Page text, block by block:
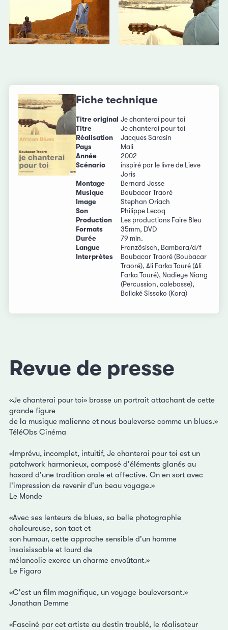
Fiche technique
Titre original Je chanterai pour toi
Titre
Je chanterai pour toi
Réalisation
Jacques Sarasin
Pays
Mali
Année
2002
Scénario
inspiré par le livre de Lieve
Joris
Montage
Bernard Josse
Musique
Boubacar Traoré
Image
Stephan Oriach
Son
Philippe Lecoq
Production
Les productions Faire Bleu
Formats
35mm, DVD
Durée
79 min.
Langue
Französisch, Bambara/d/f
Interprètes
Boubacar Traoré (Boubacar
Traoré), Ali Farka Touré (Ali
Farka Touré), Nadieye Niang
(Percussion, calebasse),
Ballaké Sissoko (Kora)
Revue de presse
«Je chanterai pour toi» brosse un portrait attachant de cette
grande figure
de la musique malienne et nous bouleverse comme un blues.»
TéléObs Cinéma
«Imprévu, incomplet, intuitif, Je chanterai pour toi est un
patchwork harmonieux, composé d'éléments glanés au
hasard d'une tradition orale et affective. On en sort avec
l'impression de revenir d'un beau voyage.»
Le Monde
«Avec ses lenteurs de blues, sa belle photographie
chaleureuse, son tact et
son humour, cette approche sensible d'un homme
insaisissable et lourd de
mélancolie exerce un charme envoûtant.»
Le Figaro
«C'est un film magnifique, un voyage bouleversant.»
Jonathan Demme
«Fasciné par cet artiste au destin troublé, le réalisateur